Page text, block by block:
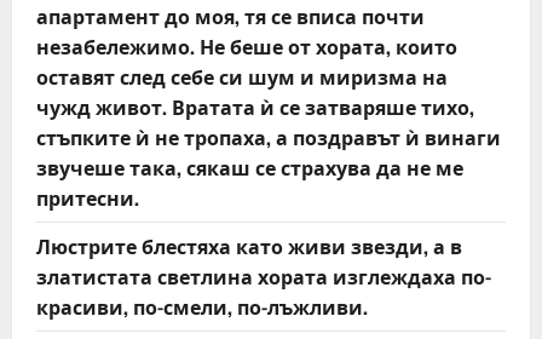
апартамент до моя, тя се вписа почти
незабележимо. Не беше от хората, които
оставят след себе си шум и миризма на
чужд живот. Вратата ѝ се затваряше тихо,
стъпките ѝ не тропаха, а поздравът ѝ винаги
звучеше така, сякаш се страхува да не ме
притесни.
Люстрите блестяха като живи звезди, а в
златистата светлина хората изглеждаха по-
красиви, по-смели, по-лъжливи.